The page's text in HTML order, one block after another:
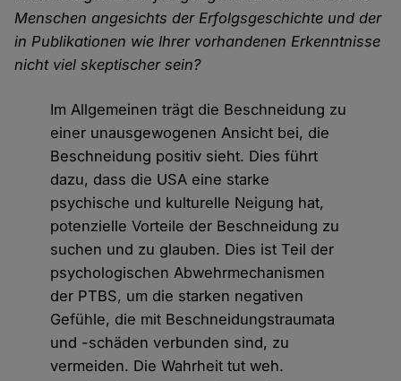
Menschen angesichts der Erfolgsgeschichte und der
in Publikationen wie Ihrer vorhandenen Erkenntnisse
nicht viel skeptischer sein?
Im Allgemeinen trägt die Beschneidung zu
einer unausgewogenen Ansicht bei, die
Beschneidung positiv sieht. Dies führt
dazu, dass die USA eine starke
psychische und kulturelle Neigung hat,
potenzielle Vorteile der Beschneidung zu
suchen und zu glauben. Dies ist Teil der
psychologischen Abwehrmechanismen
der PTBS, um die starken negativen
Gefühle, die mit Beschneidungstraumata
und -schäden verbunden sind, zu
vermeiden. Die Wahrheit tut weh.